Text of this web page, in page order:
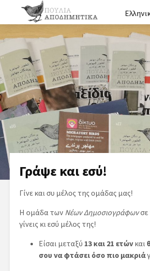
Γράψε και εσύ!
Γίνε και συ μέλος της ομάδας μας!
Η ομάδα των Νέων Δημοσιογράφωνσε
γίνεις κι εσύ μέλος της!
Είσαι μεταξύ 13 και 21 ετών και
σου να φτάσει όσο πιο μακριά